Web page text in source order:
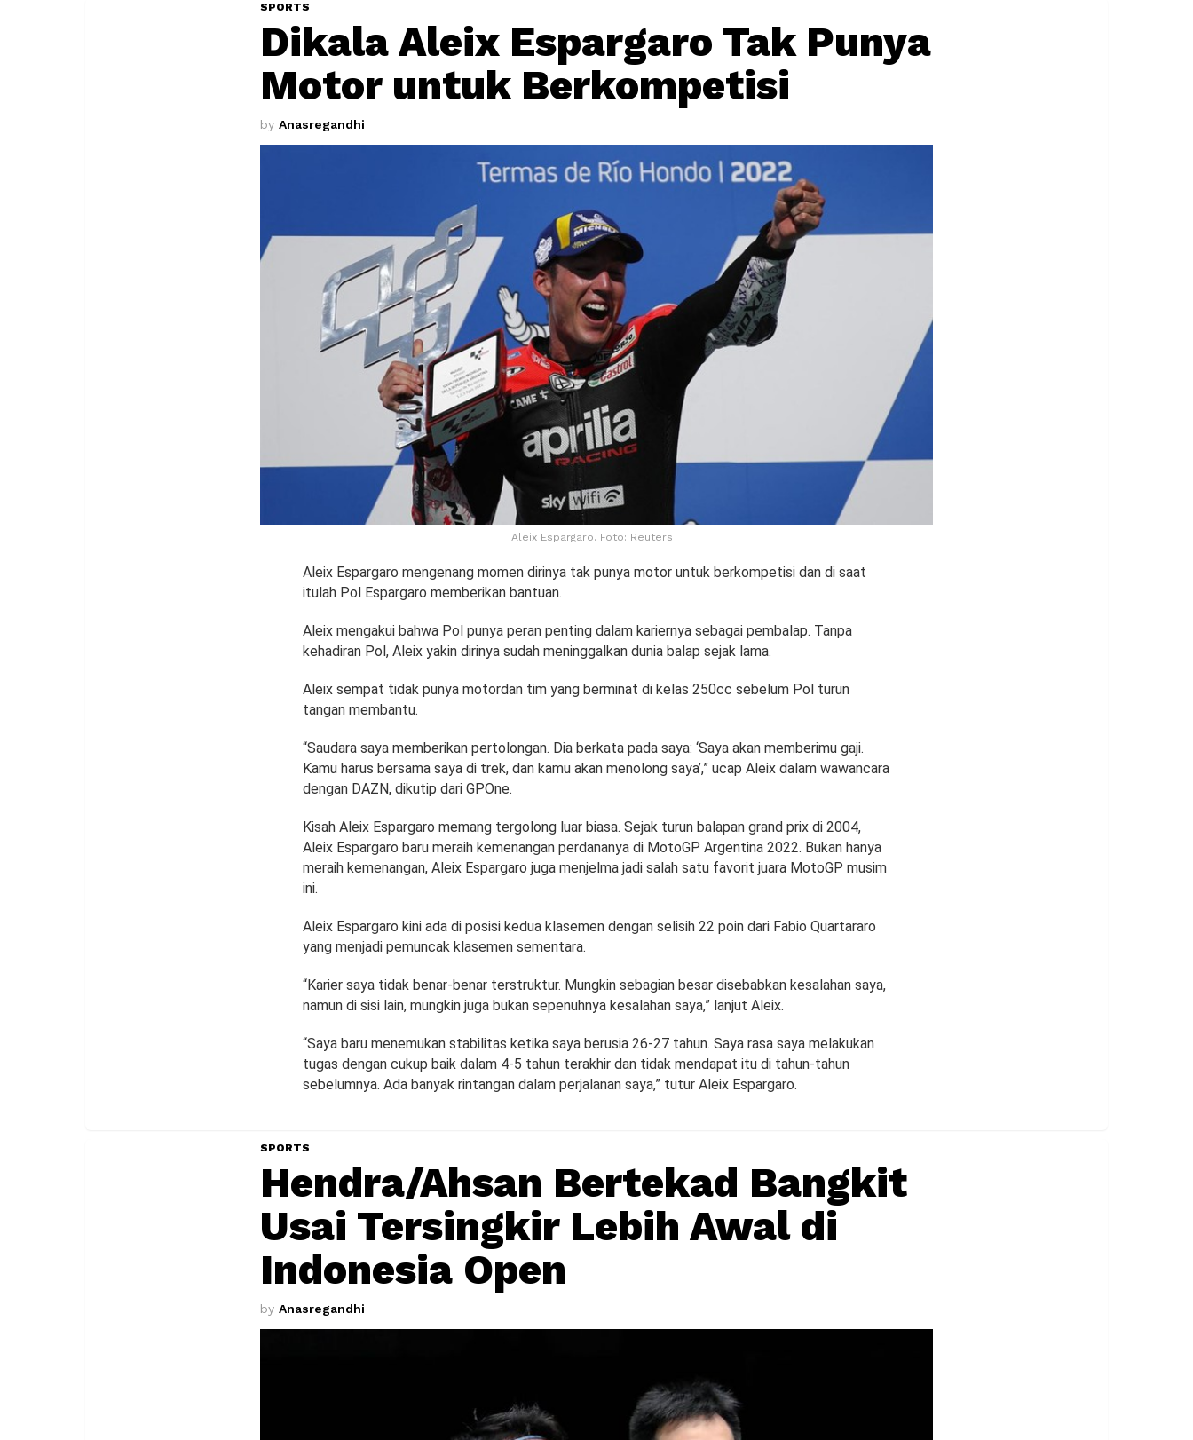
SPORTS
Dikala Aleix Espargaro Tak Punya
Motor untuk Berkompetisi
by Anasregandhi
Aleix Espargaro. Foto: Reuters
Aleix Espargaro mengenang momen dirinya tak punya motor untuk berkompetisi dan di saat
itulah Pol Espargaro memberikan bantuan.
Aleix mengakui bahwa Pol punya peran penting dalam kariernya sebagai pembalap. Tanpa
kehadiran Pol, Aleix yakin dirinya sudah meninggalkan dunia balap sejak lama.
Aleix sempat tidak punya motordan tim yang berminat di kelas 250cc sebelum Pol turun
tangan membantu.
“Saudara saya memberikan pertolongan. Dia berkata pada saya: ‘Saya akan memberimu gaji.
Kamu harus bersama saya di trek, dan kamu akan menolong saya’,” ucap Aleix dalam wawancara
dengan DAZN, dikutip dari GPOne.
Kisah Aleix Espargaro memang tergolong luar biasa. Sejak turun balapan grand prix di 2004,
Aleix Espargaro baru meraih kemenangan perdananya di MotoGP Argentina 2022. Bukan hanya
meraih kemenangan, Aleix Espargaro juga menjelma jadi salah satu favorit juara MotoGP musim
ini.
Aleix Espargaro kini ada di posisi kedua klasemen dengan selisih 22 poin dari Fabio Quartararo
yang menjadi pemuncak klasemen sementara.
“Karier saya tidak benar-benar terstruktur. Mungkin sebagian besar disebabkan kesalahan saya,
namun di sisi lain, mungkin juga bukan sepenuhnya kesalahan saya,” lanjut Aleix.
“Saya baru menemukan stabilitas ketika saya berusia 26-27 tahun. Saya rasa saya melakukan
tugas dengan cukup baik dalam 4-5 tahun terakhir dan tidak mendapat itu di tahun-tahun
sebelumnya. Ada banyak rintangan dalam perjalanan saya,” tutur Aleix Espargaro.
SPORTS
Hendra/Ahsan Bertekad Bangkit
Usai Tersingkir Lebih Awal di
Indonesia Open
by Anasregandhi